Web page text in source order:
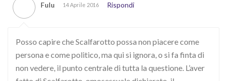
Fulu 14 Aprile 2016 Rispondi
Posso capire che Scalfarotto possa non piacere come
persona e come politico, ma qui si ignora, o si fa finta di
non vedere, il punto centrale di tutta la questione. L’aver